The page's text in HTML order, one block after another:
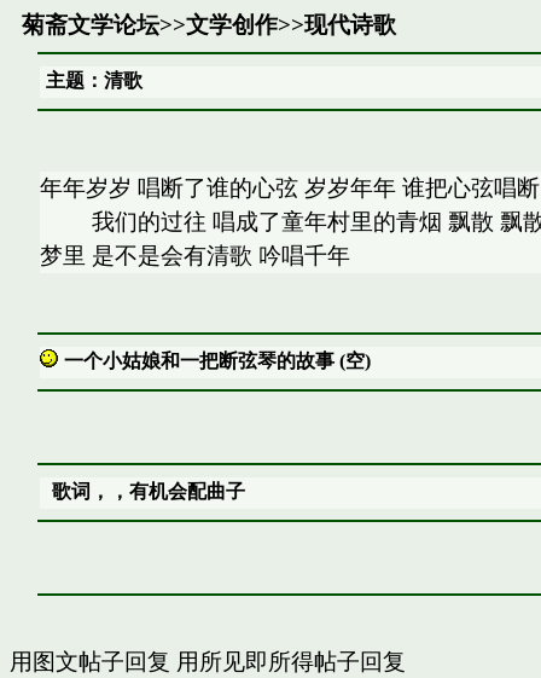
菊斋文学论坛>>文学创作>>现代诗歌
主题：清歌
年年岁岁 唱断了谁的心弦 岁岁年年 谁把心弦唱
我们的过往 唱成了童年村里的青烟 飘散 飘
梦里 是不是会有清歌 吟唱千年
一个小姑娘和一把断弦琴的故事 (空)
歌词，，有机会配曲子
用图文帖子回复 用所见即所得帖子回复